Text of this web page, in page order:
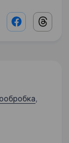
Facebook
,